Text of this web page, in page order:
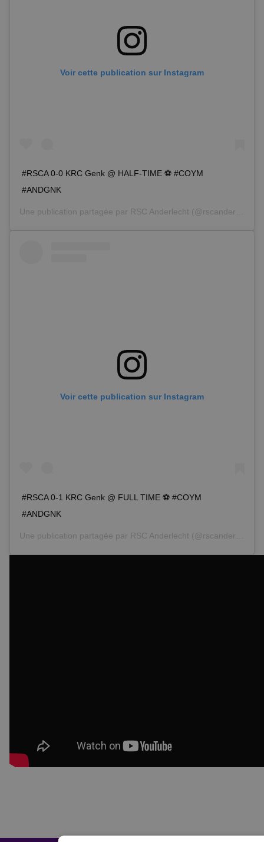
Voir cette publication sur Instagram
#RSCA 0-0 KRC Genk @ HALF-TIME ⚽️ #COYM
#ANDGNK
Une publication partagée par RSC Anderlecht (@rscanderlecht) le
Voir cette publication sur Instagram
#RSCA 0-1 KRC Genk @ FULL TIME ⚽️ #COYM
#ANDGNK
Une publication partagée par RSC Anderlecht (@rscanderlecht) le